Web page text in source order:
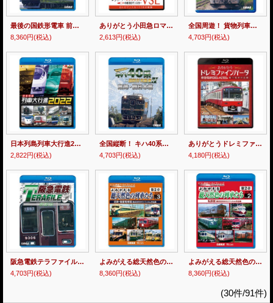
最後の国鉄形電車 前篇・後篇 JR西日本【BD】
8,360円(税込)
ありがとう小田急ロマンスカー50000形VSE 白いロマンスカー17年の軌跡【BD】
2,613円(税込)
全国周遊！ 貨物列車大紀行I 北海道篇【BD】
4,703円(税込)
日本列島列車大行進2022【BD】
2,822円(税込)
全国縦断！ キハ40系と国鉄形気動車IV 東海・西日本篇【BD】
4,703円(税込)
ありがとうドレミファインバータ 京急電鉄1000形&2100形 歌う電車の記録【BD】
4,180円(税込)
阪急電鉄テラファイル3 京都線【BD】
4,703円(税込)
よみがえる総天然色の列車たち第2章 ブルーレイ版 Vol.3 近鉄・路面電車篇 奥井宗夫8ミリフィルム作品集【BD】
8,360円(税込)
よみがえる総天然色の車両たち第2章 ブルーレイ版 Vol.2 私鉄編 奥井宗夫8ミリフィルム作品集【BD】
8,360円(税込)
(30件/91件)